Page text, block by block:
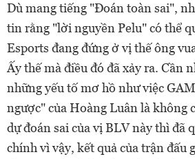
Dù mang tiếng "Đoán toàn sai",
tin rằng "lời nguyền Pelu" có thể
Esports đang đứng ở vị thế ông
Ấy thế mà điều đó đã xảy ra. Cần
những yếu tố mơ hồ như việc
ngược" của Hoàng Luân là không
dự đoán sai của vị BLV này thì đã
chính vì vậy, kết quả của trận đấu